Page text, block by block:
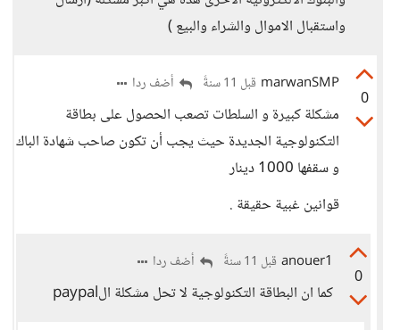
واستقبال الاموال والشراء والبيع )
0
marwanSMP قبل 11 سنةً أضف ردا
مشكلة كبيرة و السلطات تصعب الحصول على بطاقة
التكنولوجية الجديدة حيث يجب أن تكون صاحب شهادة الباك
و سقفها 1000 دينار
قوانين غبية حقيقة .
0
anouer1 قبل 11 سنةً أضف ردا
كما ان البطاقة التكنولوجية لا تحل مشكلة الpaypal